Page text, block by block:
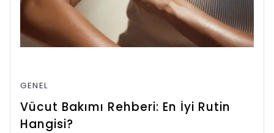
GENEL
Vücut Bakımı Rehberi: En İyi Rutin
Hangisi?